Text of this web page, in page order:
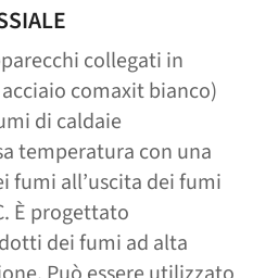
collegati in
acciaio comaxit bianco)
di caldaie
temperatura con una
fumi all’uscita dei fumi
È progettato
dei fumi ad alta